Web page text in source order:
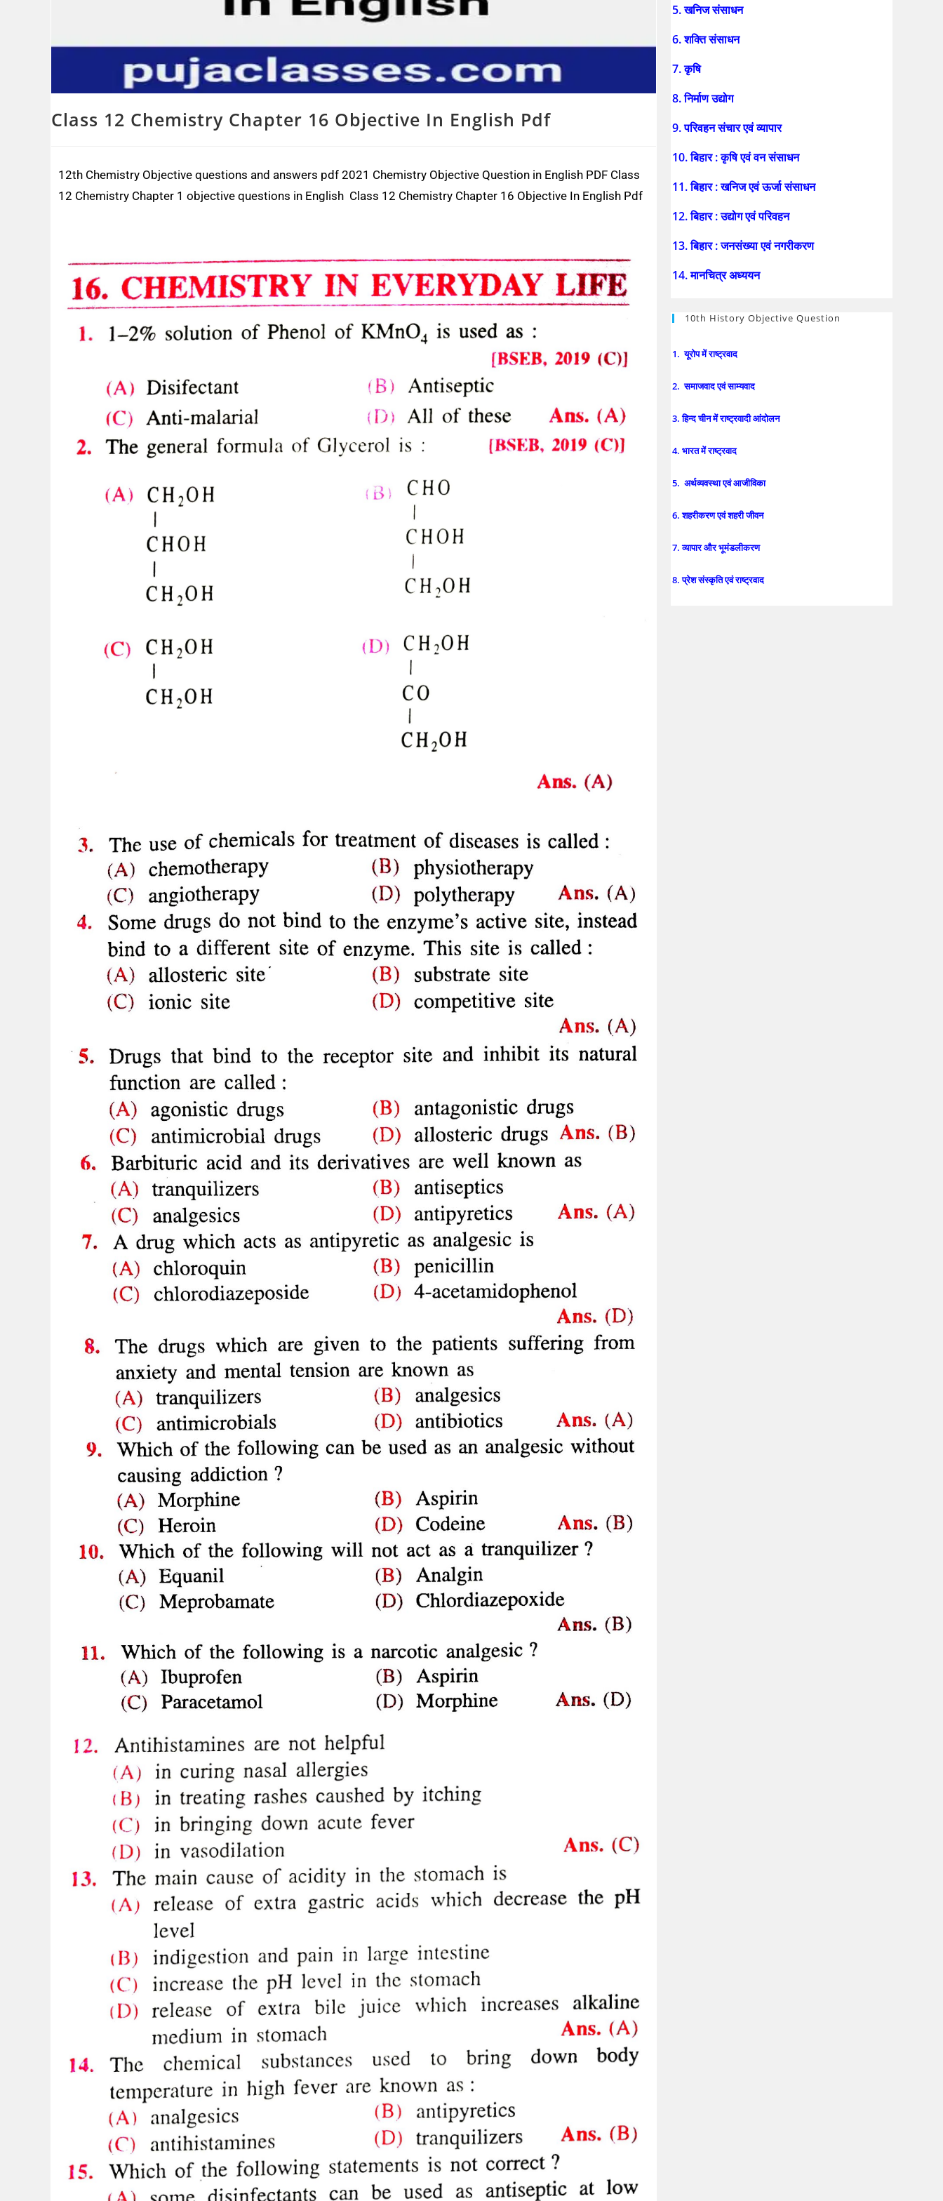
Class 12 Chemistry Chapter 16 Objective In English Pdf
12th Chemistry Objective questions and answers pdf 2021 Chemistry Objective Question in English PDF Class
12 Chemistry Chapter 1 objective questions in English Class 12 Chemistry Chapter 16 Objective In English Pdf
5. खनिज संसाधन
6. शक्ति संसाधन
7. कृषि
8. निर्माण उद्योग
9. परिवहन संचार एवं व्यापार
10. बिहार : कृषि एवं वन संसाधन
11. बिहार : खनिज एवं ऊर्जा संसाधन
12. बिहार : उद्योग एवं परिवहन
13. बिहार : जनसंख्या एवं नगरीकरण
14. मानचित्र अध्ययन
10th History Objective Question
1. यूरोप में राष्ट्रवाद
2. समाजवाद एवं साम्यवाद
3. हिन्द चीन में राष्ट्रवादी आंदोलन
4. भारत में राष्ट्रवाद
5. अर्थव्यवस्था एवं आजीविका
6. शहरीकरण एवं शहरी जीवन
7. व्यापार और भूमंडलीकरण
8. प्रेश संस्कृति एवं राष्ट्रवाद